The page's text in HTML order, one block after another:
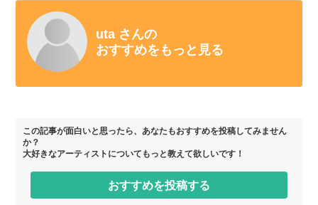
uta さんの
おすすめをもっと見る
この記事が面白いと思ったら、あなたもおすすめを投稿してみません
か？
大好きなアーティストについてもっと教えて欲しいです！
おすすめを投稿する